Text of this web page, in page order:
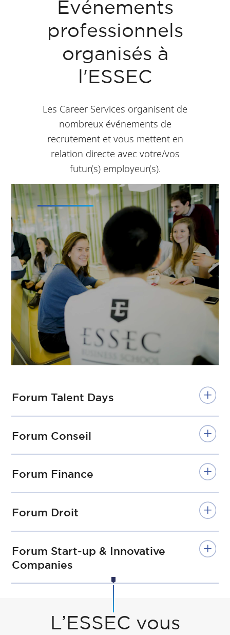
Evénements
professionnels
organisés à
l'ESSEC
Les Career Services organisent de
nombreux événements de
recrutement et vous mettent en
relation directe avec votre/vos
futur(s) employeur(s).
Forum Talent Days
Forum Conseil
Forum Finance
Forum Droit
Forum Start-up & Innovative
Companies
L’ESSEC vous